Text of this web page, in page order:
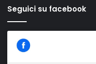
Seguici su facebook